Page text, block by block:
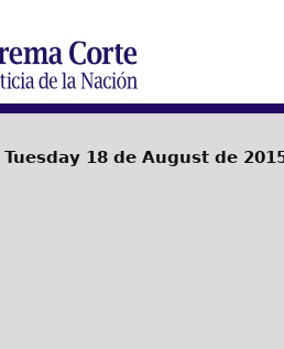
Tuesday 18 de August de